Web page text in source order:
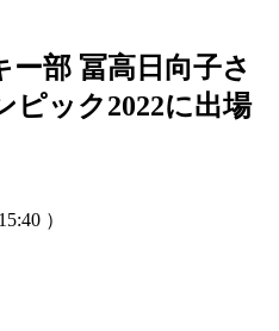
部 冨高日向子さ
ピック2022に出場
）